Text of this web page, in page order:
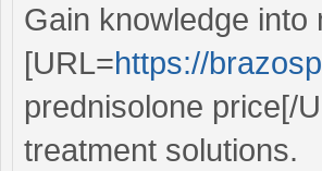
Gain knowledge into
[URL=https://
prednisolone price[/
treatment solutions.